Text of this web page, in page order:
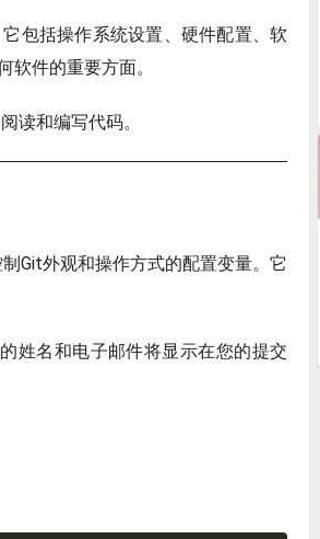
包括操作系统设置、硬件配置、软
件的重要方面。
读和编写代码。
Git外观和操作方式的配置变量。它
姓名和电子邮件将显示在您的提交